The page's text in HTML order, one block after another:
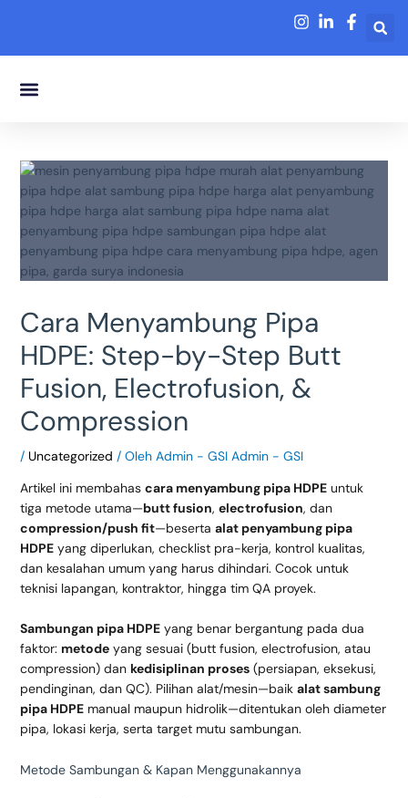
Cara Menyambung Pipa
HDPE: Step-by-Step Butt
Fusion, Electrofusion, &
Compression
/ Uncategorized / Oleh Admin - GSI Admin - GSI
Artikel ini membahas cara menyambung pipa HDPEuntuk
tiga metode utama—butt fusion, electrofusion, dan
compression/push fit—beserta alat penyambung pipa
HDPEyang diperlukan, checklist pra-kerja, kontrol kualitas,
dan kesalahan umum yang harus dihindari. Cocok untuk
teknisi lapangan, kontraktor, hingga tim QA proyek.
Sambungan pipa HDPEyang benar bergantung pada dua
faktor: metodeyang sesuai (butt fusion, electrofusion, atau
compression) dan kedisiplinan proses(persiapan, eksekusi,
pendinginan, dan QC). Pilihan alat/mesin—baik alat sambung
pipa HDPEmanual maupun hidrolik—ditentukan oleh diameter
pipa, lokasi kerja, serta target mutu sambungan.
Metode Sambungan & Kapan Menggunakannya